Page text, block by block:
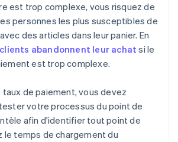
est trop complexe, vous risquez de
personnes les plus susceptibles de
des articles dans leur panier. En
abandonnent leur achat si le
est trop complexe.
taux de paiement, vous devez
votre processus du point de
afin d'identifier tout point de
le temps de chargement du